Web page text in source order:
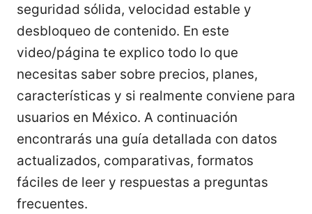
seguridad sólida, velocidad estable y
desbloqueo de contenido. En este
video/página te explico todo lo que
necesitas saber sobre precios, planes,
características y si realmente conviene para
usuarios en México. A continuación
encontrarás una guía detallada con datos
actualizados, comparativas, formatos
fáciles de leer y respuestas a preguntas
frecuentes.